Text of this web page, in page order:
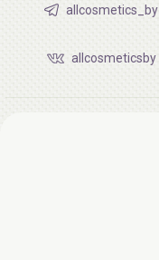
allcosmetics_by
allcosmeticsby